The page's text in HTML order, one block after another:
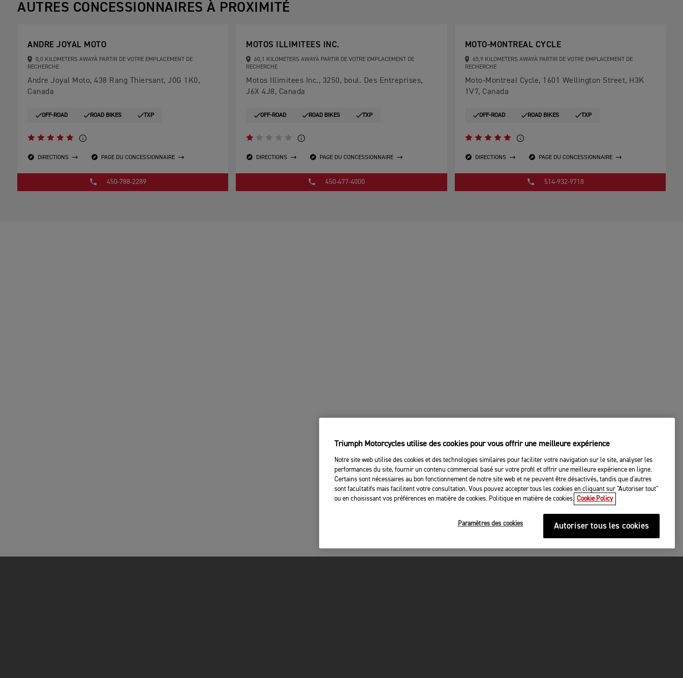
AUTRES CONCESSIONNAIRES À PROXIMITÉ
ANDRE JOYAL MOTO
0,0 KILOMETERS AWAYÀ PARTIR DE VOTRE EMPLACEMENT DE
RECHERCHE
Andre Joyal Moto, 438 Rang Thiersant, J0G 1K0,
Canada
OFF-ROAD ROAD BIKES TXP
DIRECTIONS PAGE DU CONCESSIONNAIRE
450-788-2289
MOTOS ILLIMITEES INC.
60,1 KILOMETERS AWAYÀ PARTIR DE VOTRE EMPLACEMENT DE
RECHERCHE
Motos Illimitees Inc., 3250, boul. Des Entreprises,
J6X 4J8, Canada
OFF-ROAD ROAD BIKES TXP
DIRECTIONS PAGE DU CONCESSIONNAIRE
450-477-4000
MOTO-MONTREAL CYCLE
65,9 KILOMETERS AWAYÀ PARTIR DE VOTRE EMPLACEMENT DE
RECHERCHE
Moto-Montreal Cycle, 1601 Wellington Street, H3K
1V7, Canada
OFF-ROAD ROAD BIKES TXP
DIRECTIONS PAGE DU CONCESSIONNAIRE
514-932-9718
Triumph Motorcycles utilise des cookies pour vous offrir une meilleure expérience
Notre site web utilise des cookies et des technologies similaires pour faciliter votre navigation sur le site, analyser les
performances du site, fournir un contenu commercial basé sur votre profil et offrir une meilleure expérience en ligne.
Certains sont nécessaires au bon fonctionnement de notre site web et ne peuvent être désactivés, tandis que d'autres
sont facultatifs mais facilitent votre consultation. Vous pouvez accepter tous les cookies en cliquant sur "Autoriser tout"
ou en choisissant vos préférences en matière de cookies. Politique en matière de cookies. Cookie Policy
Paramètres des cookies Autoriser tous les cookies